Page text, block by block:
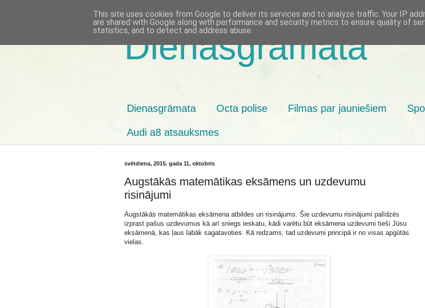
Dienasgrāmata
Dienasgrāmata Octa polise Filmas par jauniešiem
Audi a8 atsauksmes
svētdiena, 2015. gada 11. oktobris
Augstākās matemātikas eksāmens un uzdevumu
risinājumi
Augstākās matemātikas eksāmena atbildes un risinājums. Šie uzdevumu risinājumi palīdzēs
izprast pašus uzdevumus kā arī sniegs ieskatu, kādi varētu būt eksāmena uzdevumi tieši Jūsu
eksāmenā, kas ļaus labāk sagatavoties. Kā redzams, tad uzdevumi principā ir no visas apgūtās
vielas.
This site uses cookies from Google to deliver its services and to analyze traffic. Your IP
are shared with Google along with performance and security metrics to ensure quality of
statistics, and to detect and address abuse.